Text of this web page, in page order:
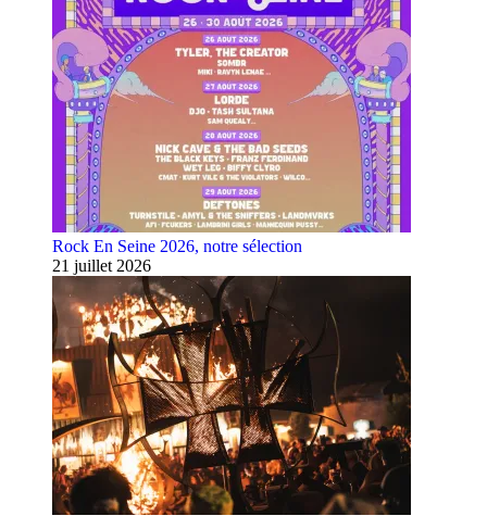
Rock En Seine 2026, notre sélection
21 juillet 2026